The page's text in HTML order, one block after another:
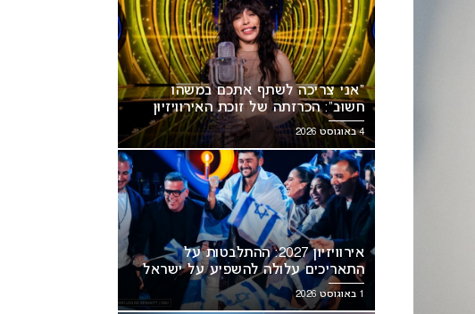
“אני צריכה לשתף אתכם במשהו
חשוב”: הכרזתה של זוכת האירוויזיון
מסעירה את הרשת
4 באוגוסט 2026
אירוויזיון 2027: ההתלבטות על
התאריכים עלולה להשפיע על ישראל
1 באוגוסט 2026